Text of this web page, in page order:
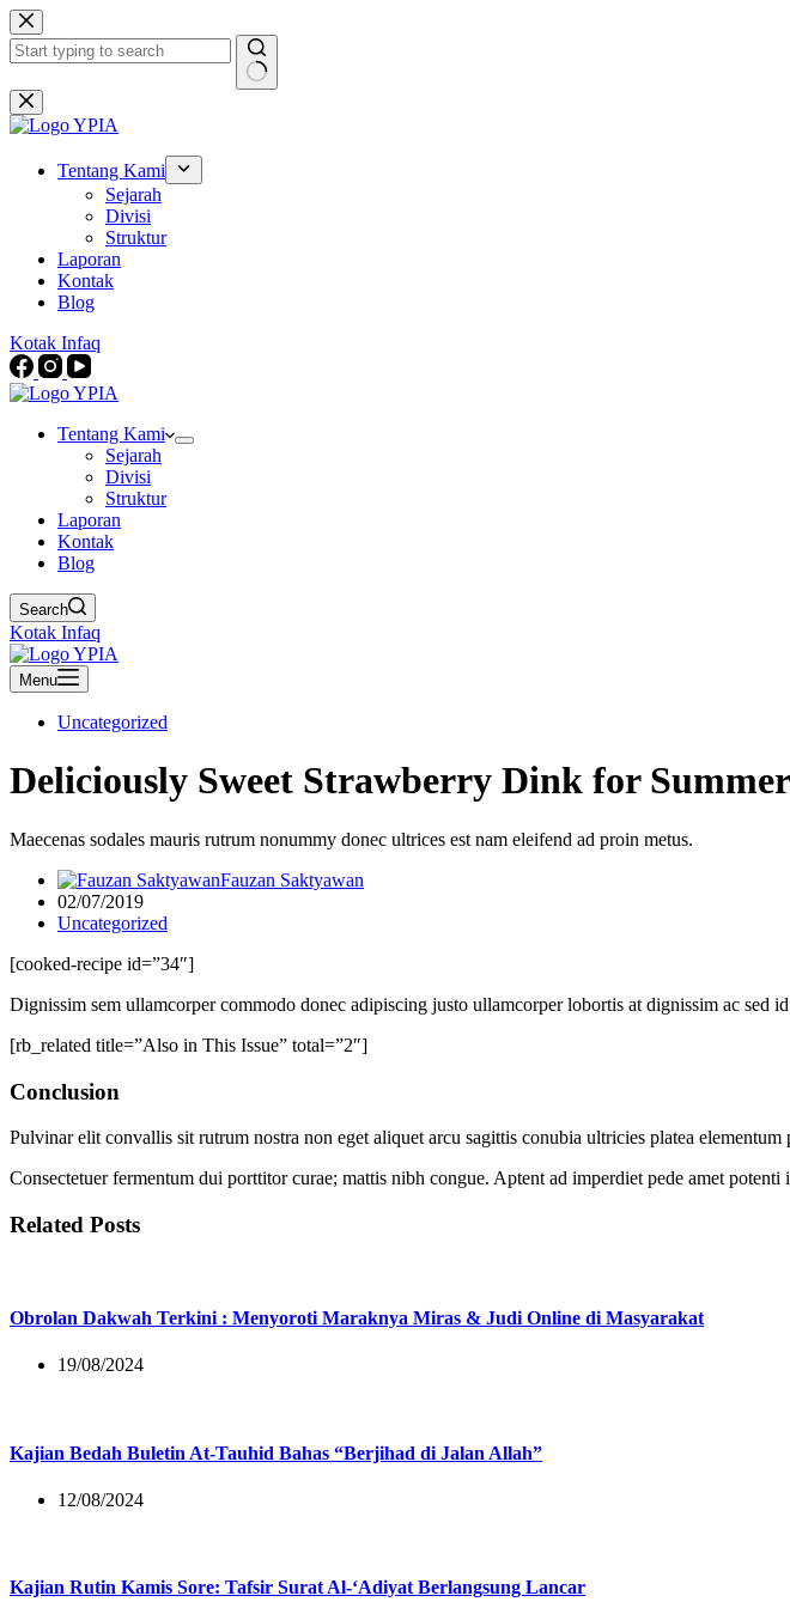
Skip
to
content
No
results
Tentang Kami
Sejarah
Divisi
Struktur
Laporan
Kontak
Blog
Kotak Infaq
Tentang Kami
Sejarah
Divisi
Struktur
Laporan
Kontak
Blog
Search
Kotak Infaq
Menu
Uncategorized
Deliciously Sweet Strawberry Dink for Summer
Maecenas sodales mauris rutrum nonummy donec ultrices est nam eleifend ad proin metus.
Fauzan Saktyawan
02/07/2019
Uncategorized
[cooked-recipe id=”34″]
Dignissim sem ullamcorper commodo donec adipiscing justo ullamcorper lobortis at dignissim ac sed
[rb_related title=”Also in This Issue” total=”2″]
Conclusion
Pulvinar elit convallis sit rutrum nostra non eget aliquet arcu sagittis conubia ultricies platea
Consectetuer fermentum dui porttitor curae; mattis nibh congue. Aptent ad imperdiet pede amet
Related Posts
Obrolan Dakwah Terkini : Menyoroti Maraknya Miras & Judi Online di Masyarakat
19/08/2024
Kajian Bedah Buletin At-Tauhid Bahas “Berjihad di Jalan Allah”
12/08/2024
Kajian Rutin Kamis Sore: Tafsir Surat Al-‘Adiyat Berlangsung Lancar